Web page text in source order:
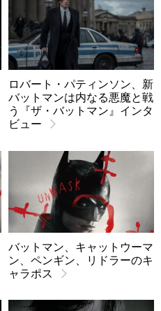
ロバート・パティンソン、新
バットマンは内なる悪魔と戦
う『ザ・バットマン』インタ
ビュー
バットマン、キャットウーマ
ン、ペンギン、リドラーのキ
ャラポス